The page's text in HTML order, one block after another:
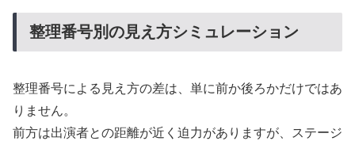
整理番号別の見え方シミュレーション
整理番号による見え方の差は、単に前か後ろかだけではあ
りません。
前方は出演者との距離が近く迫力がありますが、ステージ